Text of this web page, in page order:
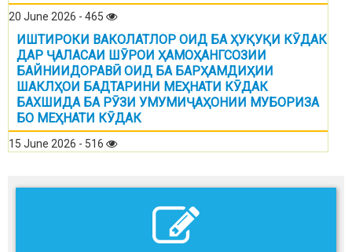
20 June 2026 - 465
ИШТИРОКИ ВАКОЛАТЛОР ОИД БА ҲУҚУҚИ КӮДАК
ДАР ҶАЛАСАИ ШӮРОИ ҲАМОҲАНГСОЗИИ
БАЙНИИДОРАВӢ ОИД БА БАРҲАМДИҲИИ
ШАКЛҲОИ БАДТАРИНИ МЕҲНАТИ КӮДАК
БАХШИДА БА РӮЗИ УМУМИҶАҲОНИИ МУБОРИЗА
БО МЕҲНАТИ КӮДАК
15 June 2026 - 516